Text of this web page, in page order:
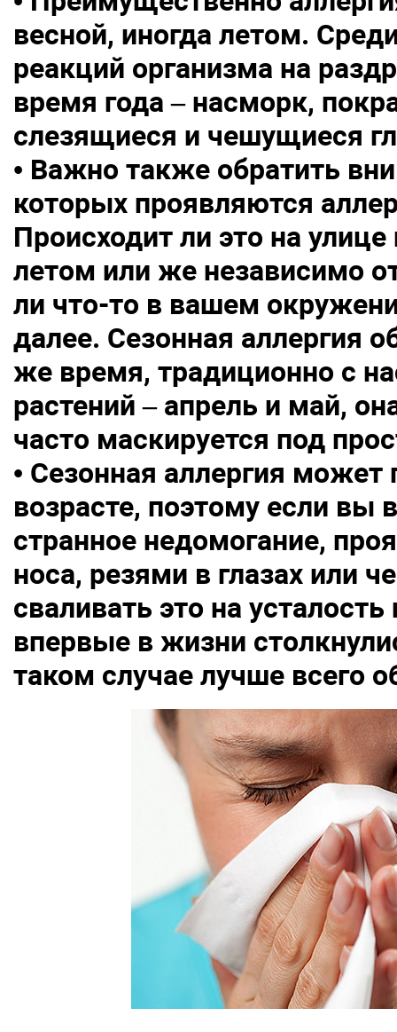
весной, иногда летом.
реакций организма на
время года – насморк,
слезящиеся и чешущиеся
• Важно также обратить
которых проявляются
Происходит ли это на
летом или же независимо
ли что-то в вашем
далее. Сезонная аллергия
же время, традиционно с
растений – апрель и май,
часто маскируется под
• Сезонная аллергия
возрасте, поэтому если вы
странное недомогание,
носа, резями в глазах или
сваливать это на
впервые в жизни
таком случае лучше всего